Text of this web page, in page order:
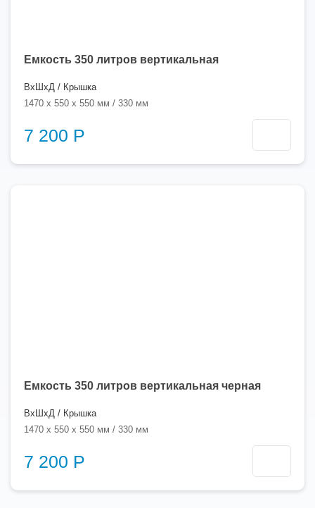
Емкость 350 литров вертикальная
ВхШхД / Крышка
1470 x 550 x 550 мм / 330 мм
7 200 Р
Емкость 350 литров вертикальная черная
ВхШхД / Крышка
1470 x 550 x 550 мм / 330 мм
7 200 Р